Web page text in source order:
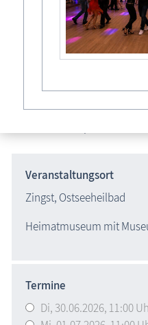
„Leipziger Schule“ den Ort
dort als Dozent. Seine dort
Motive prägen bis heute sein
Tübke besuchte das
Federzeichnungen und
verewigt wurden.
Veranstaltungsort
Zingst, Ostseeheilbad
Heimatmuseum mit
Termine
Di,30.06.2026, 11:00